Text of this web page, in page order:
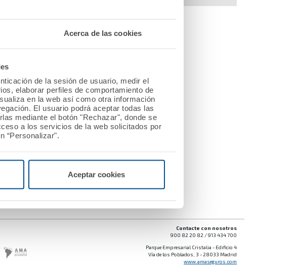
Acerca de las cookies
de la sesión de usuario, medir el
elaborar perfiles de comportamiento de
en la web así como otra información
El usuario podrá aceptar todas las
mediante el botón "Rechazar", donde se
a los servicios de la web solicitados por
“Personalizar".
Aceptar cookies
Contacte con nosotros
900 82 20 82 / 913 434 700
Parque Empresarial Cristalia - Edificio 4
Vía de los Poblados, 3 - 28033 Madrid
www.amaseguros.com